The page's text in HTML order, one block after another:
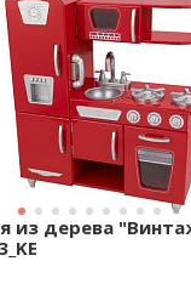
из дерева